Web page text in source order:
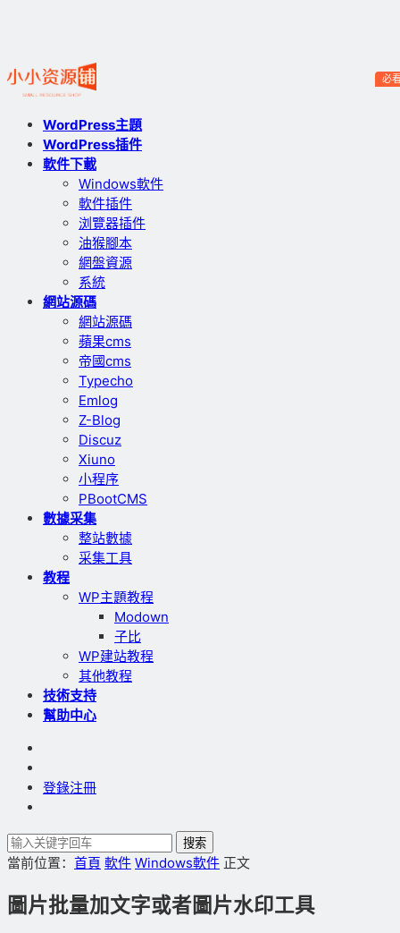
WordPress主題
WordPress插件
軟件下載
Windows軟件
軟件插件
浏覽器插件
油猴腳本
網盤資源
系統
網站源碼
網站源碼
蘋果cms
帝國cms
Typecho
Emlog
Z-Blog
Discuz
Xiuno
小程序
PBootCMS
數據采集
整站數據
采集工具
教程
WP主題教程
Modown
子比
WP建站教程
其他教程
技術支持
幫助中心
必
登錄注冊
搜索
當前位置： 首頁 軟件 Windows軟件 正文
圖片批量加文字或者圖片水印工具